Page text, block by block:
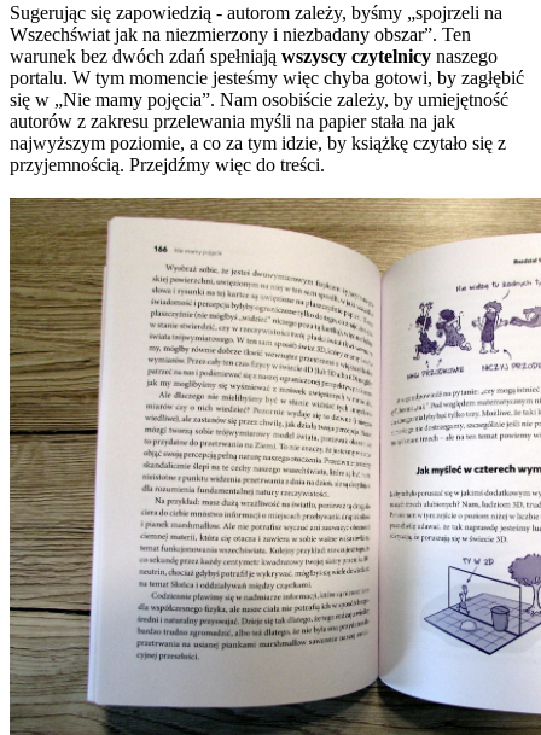
Sugerując się zapowiedzią - autorom zależy, byśmy „spojrzeli na
Wszechświat jak na niezmierzony i niezbadany obszar”. Ten
warunek bez dwóch zdań spełniają wszyscy czytelnicy naszego
portalu. W tym momencie jesteśmy więc chyba gotowi, by zagłębić
się w „Nie mamy pojęcia”. Nam osobiście zależy, by umiejętność
autorów z zakresu przelewania myśli na papier stała na jak
najwyższym poziomie, a co za tym idzie, by książkę czytało się z
przyjemnością. Przejdźmy więc do treści.